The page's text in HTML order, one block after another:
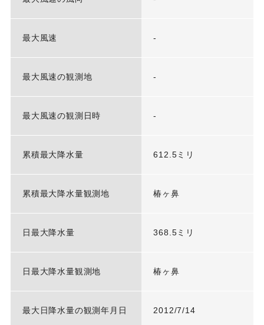
最大風速 -
最大風速の観測地 -
最大風速の観測日時 -
累積最大降水量 612.5ミリ
累積最大降水量観測地 椿ヶ鼻
日最大降水量 368.5ミリ
日最大降水量観測地 椿ヶ鼻
最大日降水量の観測年月日 2012/7/14